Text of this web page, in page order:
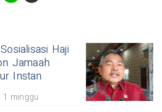
Haji
Jamaah
Instan
1 minggu